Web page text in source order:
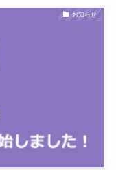
お知らせ